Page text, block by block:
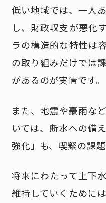
低い地域では、一人
し、財政収支が悪化
ラの構造的な特性は
の取り組みだけでは
があるのが実情です。
また、地震や豪雨な
いては、断水への備
強化」も、喫緊の課
将来にわたって上下
維持していくために